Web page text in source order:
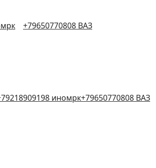
+79650770808 ВАЗ
иномрк+79650770808 ВАЗ